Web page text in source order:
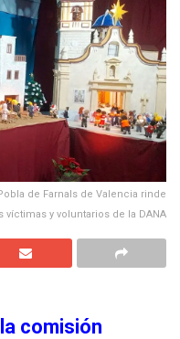
de Farnals de Valencia rinde
víctimas y voluntarios de la DANA
comisión